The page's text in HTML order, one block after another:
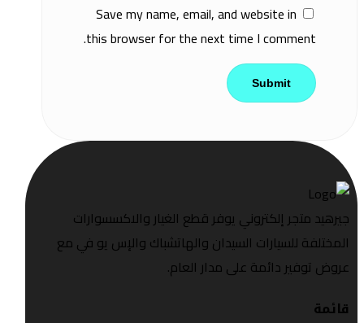
Save my name, email, and website in
this browser for the next time I comment.
جيرهيد متجر إلكتروني يوفر قطع الغيار والاكسسوارات
المختلفة للسيارات السيدان والهاتشباك والإس يو في مع
عروض توفير دائمة على مدار العام.
قائمة